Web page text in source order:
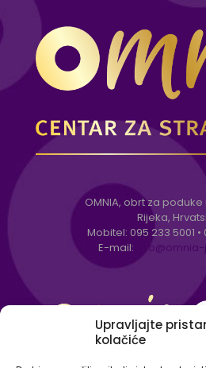
Upravljajte
kolačiće
OMNIA, obrt za
Rijeka,
Mobitel: 095 233 5001 •
E-mail: